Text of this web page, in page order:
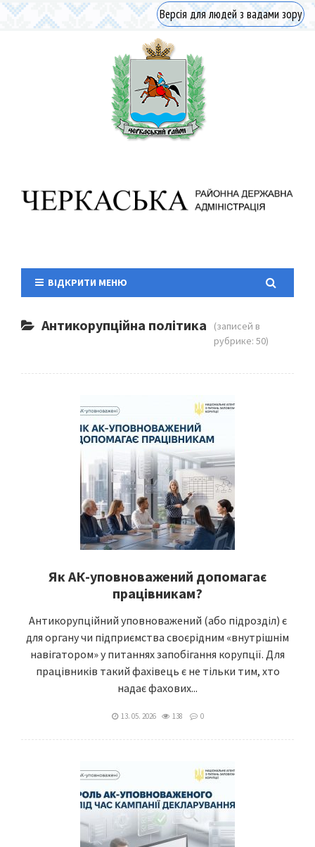
Версія для людей з вадами зору
ВІДКРИТИ МЕНЮ
Антикорупційна політика
(записей в
рубрике: 50)
Як АК-уповноважений допомагає
працівникам?
Антикорупційний уповноважений (або підрозділ) є
для органу чи підприємства своєрідним «внутрішнім
навігатором» у питаннях запобігання корупції. Для
працівників такий фахівець є не тільки тим, хто
надає фахових...
13. 05. 2026 138 0